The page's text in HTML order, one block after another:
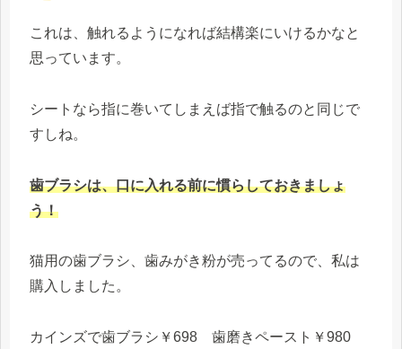
これは、触れるようになれば結構楽にいけるかなと
思っています。
シートなら指に巻いてしまえば指で触るのと同じで
すしね。
歯ブラシは、口に入れる前に慣らしておきましょ
う！
猫用の歯ブラシ、歯みがき粉が売ってるので、私は
購入しました。
カインズで歯ブラシ￥698 歯磨きペースト￥980